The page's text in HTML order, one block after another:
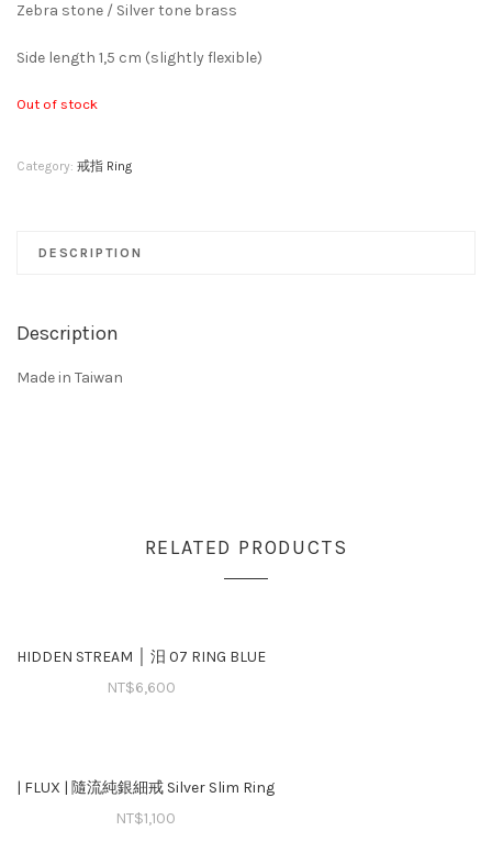
Zebra stone / Silver tone brass
Side length 1,5 cm (slightly flexible)
Out of stock
Category: 戒指 Ring
DESCRIPTION
Description
Made in Taiwan
RELATED PRODUCTS
HIDDEN STREAM │ 汨 07 RING BLUE
NT$6,600
| FLUX | 隨流純銀細戒 Silver Slim Ring
NT$1,100